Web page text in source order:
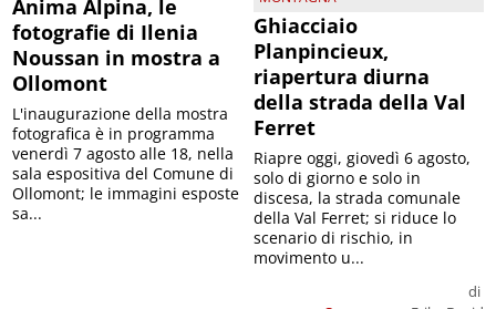
Anima Alpina, le
fotografie di Ilenia
Noussan in mostra a
Ollomont
L'inaugurazione della mostra
fotografica è in programma
venerdì 7 agosto alle 18, nella
sala espositiva del Comune di
Ollomont; le immagini esposte
sa...
Ghiacciaio
Planpincieux,
riapertura diurna
della strada della Val
Ferret
di
Riapre oggi, giovedì 6 agosto,
solo di giorno e solo in
discesa, la strada comunale
della Val Ferret; si riduce lo
scenario di rischio, in
movimento u...